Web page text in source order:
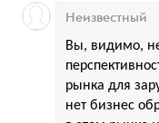
Вы, видимо,
рынка для
нет бизнес
Неизвестный